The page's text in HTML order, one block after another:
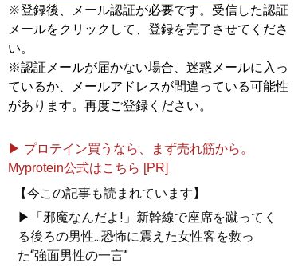
※登録後、メール認証が必要です。受信した認証
メールをクリックして、登録を完了させてくださ
い。
※認証メールが届かない場合、迷惑メールに入っ
ているか、メールアドレスが間違っている可能性
があります。再度ご登録ください。
▶ プロテイン買うなら、まず売れ筋から。
Myprotein公式はこちら [PR]
【今この記事も読まれています】
▶「邪魔なんだよ!」新幹線で座席を蹴ってく
る後ろの男性...恐怖に震えた女性客を救っ
た“強面男性の一言”